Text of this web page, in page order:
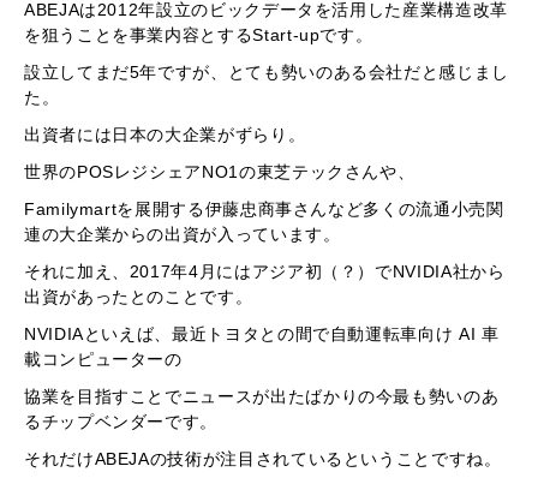
ABEJAは2012年設立のビックデータを活用した産業構造改革
を狙うことを事業内容とするStart-upです。
設立してまだ5年ですが、とても勢いのある会社だと感じまし
た。
出資者には日本の大企業がずらり。
世界のPOSレジシェアNO1の東芝テックさんや、
Familymartを展開する伊藤忠商事さんなど多くの流通小売関
連の大企業からの出資が入っています。
それに加え、2017年4月にはアジア初（？）でNVIDIA社から
出資があったとのことです。
NVIDIAといえば、最近トヨタとの間で自動運転車向け AI 車
載コンピューターの
協業を目指すことでニュースが出たばかりの今最も勢いのあ
るチップベンダーです。
それだけABEJAの技術が注目されているということですね。